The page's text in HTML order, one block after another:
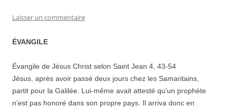
Laisser un commentaire
ÉVANGILE
Évangile de Jésus Christ selon Saint Jean 4, 43-54
Jésus, après avoir passé deux jours chez les Samaritains,
partit pour la Galilée. Lui-même avait attesté qu’un prophète
n’est pas honoré dans son propre pays. Il arriva donc en